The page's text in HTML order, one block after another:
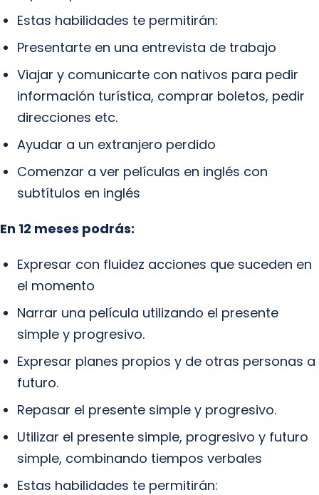
Estas habilidades te permitirán:
Presentarte en una entrevista de trabajo
Viajar y comunicarte con nativos para pedir
información turística, comprar boletos, pedir
direcciones etc.
Ayudar a un extranjero perdido
Comenzar a ver películas en inglés con
subtítulos en inglés
En 12 meses podrás:
Expresar con fluidez acciones que suceden en
el momento
Narrar una película utilizando el presente
simple y progresivo.
Expresar planes propios y de otras personas a
futuro.
Repasar el presente simple y progresivo.
Utilizar el presente simple, progresivo y futuro
simple, combinando tiempos verbales
Estas habilidades te permitirán: